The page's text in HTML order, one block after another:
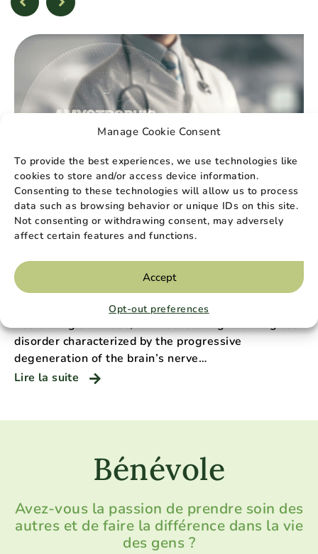
Manage Cookie Consent
To provide the best experiences, we use technologies like
cookies to store and/or access device information.
Consenting to these technologies will allow us to process
data such as browsing behavior or unique IDs on this site.
Not consenting or withdrawing consent, may adversely
affect certain features and functions.
Accept
Opt-out preferences
Soins à domicile August 2025
What are the 7 Stages of ALS?
​​Amyotrophic lateral sclerosis (ALS), also known as
Lou Gehrig’s disease, is a devastating neurological
disorder characterized by the progressive
degeneration of the brain’s nerve…
Lire la suite
Bénévole
Avez-vous la passion de prendre soin des
autres et de faire la différence dans la vie
des gens ?